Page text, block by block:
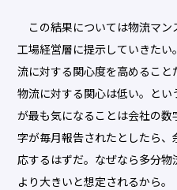
この結果については物流マン
工場経営層に提示していきた
流に対する関心度を高めるこ
物流に対する関心は低い。と
が最も気になることは会社の
字が毎月報告されたとしたら
応するはずだ。なぜなら多分
より大きいと想定されるから。